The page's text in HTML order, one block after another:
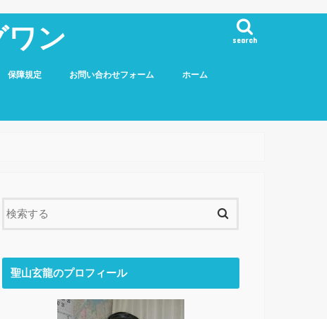
ワン search
保障規定 お問い合わせフォーム ホーム
聖山玄龍のプロフィール